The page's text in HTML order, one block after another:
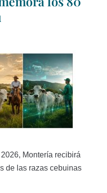
Montería recibirá
de las razas cebuinas